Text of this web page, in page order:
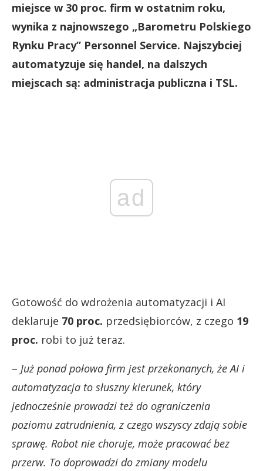
miejsce w 30 proc. firm w ostatnim roku,
wynika z najnowszego „Barometru Polskiego
Rynku Pracy” Personnel Service. Najszybciej
automatyzuje się handel, na dalszych
miejscach są: administracja publiczna i TSL.
ad
Gotowość do wdrożenia automatyzacji i AI
deklaruje 70 proc. przedsiębiorców, z czego 19
proc. robi to już teraz.
– Już ponad połowa firm jest przekonanych, że AI i
automatyzacja to słuszny kierunek, który
jednocześnie prowadzi też do ograniczenia
poziomu zatrudnienia, z czego wszyscy zdają sobie
sprawę. Robot nie choruje, może pracować bez
przerw. To doprowadzi do zmiany modelu